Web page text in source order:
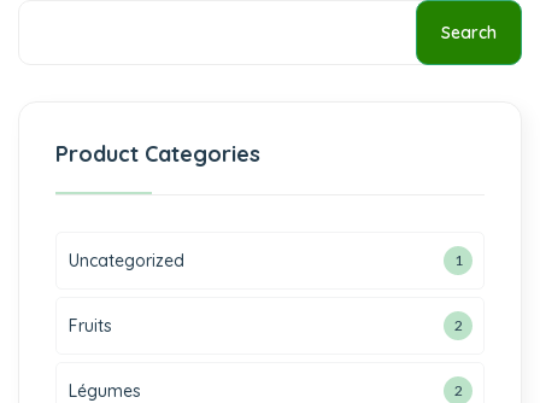
Search
Product Categories
Uncategorized 1
Fruits 2
Légumes 2